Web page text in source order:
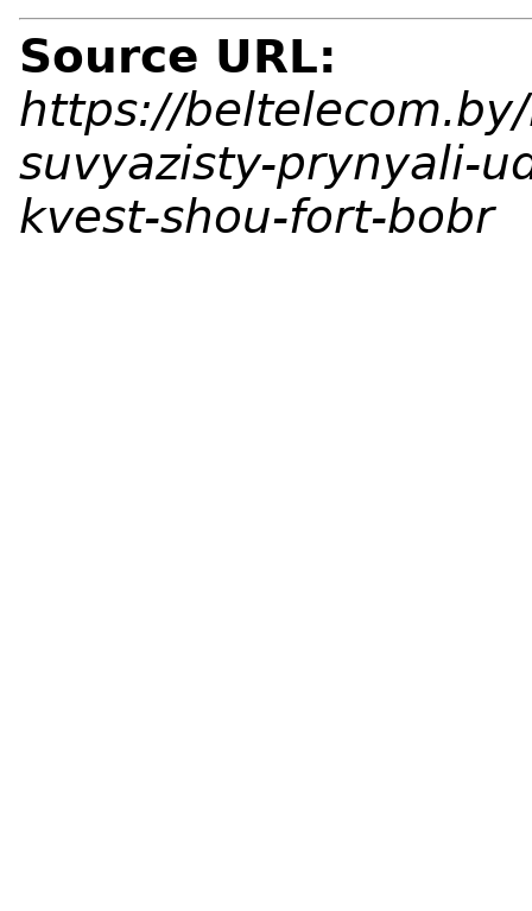
Source URL:
https://
suvyazisty-prynyali-
kvest-shou-fort-bobr